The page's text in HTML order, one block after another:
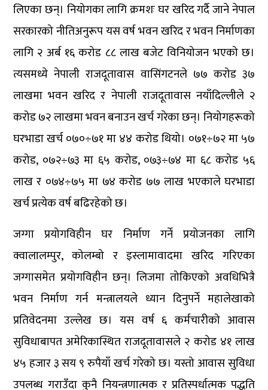
लिएका छन्। नियोगका लागि क्रमशः घर खरिद गर्दै जाने नेपाल
सरकारको नीतिअनुरूप यस वर्ष भवन खरिद र भवन निर्माणका
लागि २ अर्ब १६ करोड ८८ लाख बजेट विनियोजन भएको छ।
त्यसमध्ये नेपाली राजदूतावास वासिंगटनले ७७ करोड ३७
लाखमा भवन खरिद र नेपाली राजदूतावास नयाँदिल्लीले २
करोड ७२ लाखमा भवन बनाउन खर्च गरेका छन्। नियोगहरूको
घरभाडा खर्च ०७०÷७१ मा ४४ करोड थियो। ०७१÷७२ मा ५७
करोड, ०७२÷७३ मा ६५ करोड, ०७३÷७४ मा ६८ करोड ५६
लाख र ०७४÷७५ मा ७४ करोड ७७ लाख भएकाले घरभाडा
खर्च प्रत्येक वर्ष बढिरहेको छ।
जग्गा प्रयोगविहीन घर निर्माण गर्ने प्रयोजनका लागि
क्वालालम्पुर, कोलम्बो र इस्लामावादमा खरिद गरिएका
जग्गासमेत प्रयोगविहीन छन्। लिजमा तोकिएको अवधिभित्रै
भवन निर्माण गर्न मन्त्रालयले ध्यान दिनुपर्ने महालेखाको
प्रतिवेदनमा उल्लेख छ। यस वर्ष ६ कर्मचारीको आवास
सुविधाबापत अमेरिकास्थित राजदूतावासले २ करोड ४१ लाख
४५ हजार ३ सय ९ रुपैयाँ खर्च गरेको छ। यस्तो आवास सुविधा
उपलब्ध गराउँदा कुनै नियन्त्रणात्मक र प्रतिस्पर्धात्मक पद्धति